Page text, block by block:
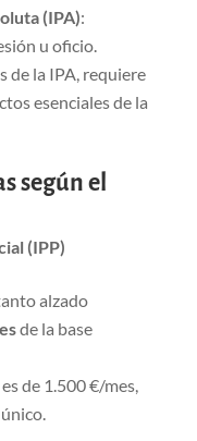
(IPA):
u oficio.
de la IPA, requiere
esenciales de la
según el
(IPP)
alzado
de la base
de 1.500 €/mes,